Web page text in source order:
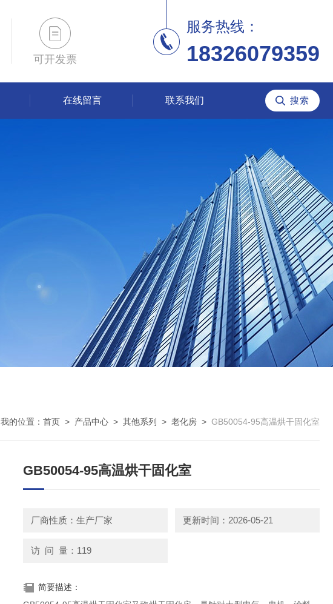
可开发票
服务热线：
18326079359
在线留言 联系我们
我的位置： 首页 > 产品中心 > 其他系列 > 老化房 > GB50054-95高温烘干固化室
GB50054-95高温烘干固化室
厂商性质：生产厂家 更新时间：2026-05-21
访 问 量：119
简要描述：